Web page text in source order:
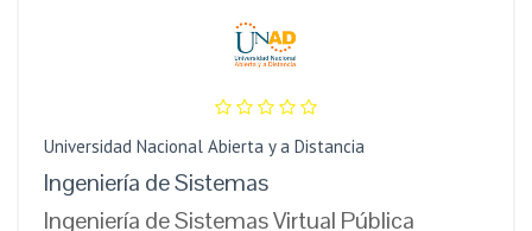
Universidad Nacional Abierta y a Distancia
Ingeniería de Sistemas
Ingeniería de Sistemas Virtual Pública